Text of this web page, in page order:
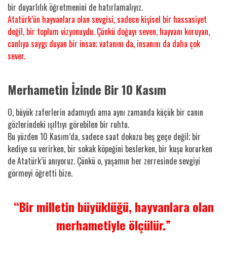
bir duyarlılık öğretmenini de hatırlamalıyız.
Atatürk’ün hayvanlara olan sevgisi, sadece kişisel bir hassasiyet
değil, bir toplum vizyonuydu. Çünkü doğayı seven, hayvanı koruyan,
canlıya saygı duyan bir insan; vatanını da, insanını da daha çok
sever.
Merhametin İzinde Bir 10 Kasım
O, büyük zaferlerin adamıydı ama aynı zamanda küçük bir canın
gözlerindeki ışıltıyı görebilen bir ruhtu.
Bu yüzden 10 Kasım’da, sadece saat dokuzu beş geçe değil; bir
kediye su verirken, bir sokak köpeğini beslerken, bir kuşu korurken
de Atatürk’ü anıyoruz. Çünkü o, yaşamın her zerresinde sevgiyi
görmeyi öğretti bize.
“Bir milletin büyüklüğü, hayvanlara olan
merhametiyle ölçülür.”